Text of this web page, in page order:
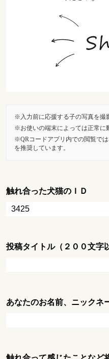
入力前に応援する子の写真を撮
お使いの端末によっては正常に
QRコードアプリ内での閲覧で
を推奨しています。
触れ合った犬猫のＩＤ
投稿タイトル（２００文字
あなたのお名前、ニックネ